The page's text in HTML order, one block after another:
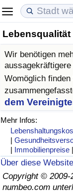
Lebensqualität
Wir benötigen
aussagekräftigere
Womöglich
dem
Mehr Infos:
|
| Immobilienpreise |
Über diese Website
Copyright © 2009-
numbeo.com
in Akaba
Immobilienpreise
Immobilienpreis-
Lebensqualität
Lebensqualität-
Lebensqualität-
Kriminalität
Kriminalitäts-